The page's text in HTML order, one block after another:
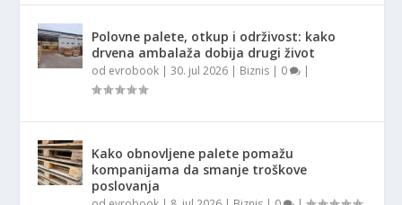
Polovne palete, otkup i održivost: kako
drvena ambalaža dobija drugi život
od evrobook |30. jul 2026 | Biznis | 0 |
Kako obnovljene palete pomažu
kompanijama da smanje troškove
poslovanja